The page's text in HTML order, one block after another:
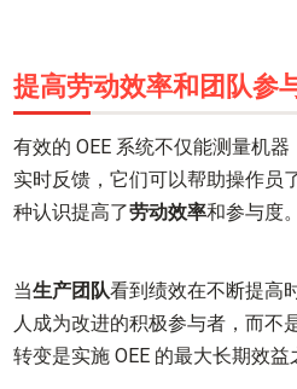
提高劳动效率和团队参
有效的 OEE 系统不仅能测量机
实时反馈，它们可以帮助操作员
种认识提高了劳动效率和参与度。
当生产团队看到绩效在不断提高
人成为改进的积极参与者，而不
转变是实施 OEE 的最大长期效益